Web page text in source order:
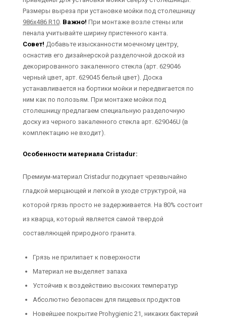
Размеры выреза при установке мойки под столешницу
986х486 R10. Важно! При монтаже возле стены или
пенала учитывайте ширину пристенного канта.
Совет! Добавьте изысканности моечному центру,
оснастив его дизайнерской разделочной доской из
декорированного закаленного стекла (арт. 629046
черный цвет, арт. 629045 белый цвет). Доска
устанавливается на бортики мойки и передвигается по
ним как по полозьям. При монтаже мойки под
столешницу предлагаем специальную разделочную
доску из черного закаленного стекла арт. 629046U (в
комплектацию не входит).
Особенности материала Cristadur:
Премиум-материал Cristadur подкупает чрезвычайно
гладкой мерцающей и легкой в уходе структурой, на
которой грязь просто не задерживается. На 80% состоит
из кварца, который является самой твердой
составляющей природного гранита.
Грязь не прилипает к поверхности
Материал не выделяет запаха
Устойчив к воздействию высоких температур
Абсолютно безопасен для пищевых продуктов
Новейшее покрытие Prohygienic 21, никаких бактерий